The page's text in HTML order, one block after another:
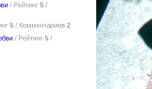
/ Рейтинг 5 /
5 / Комментариев 2
/ Рейтинг 5 /